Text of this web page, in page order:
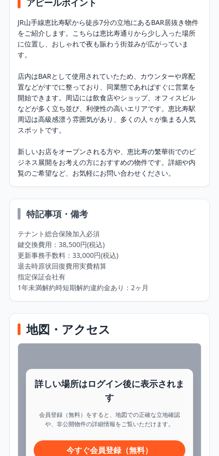
アピールポイント
JR山手線恵比寿駅から徒歩7分の立地にあるBAR居抜き物件
をご紹介します。こちらは恵比寿通りから少し入った場所
に位置し、おしゃれで夜も賑わう街並みが広がっていま
す。
店内はBARとして使用されていたため、カウンターや席配
置などがすでに整っており、同業態であればすぐに営業を
開始できます。周辺には飲食店やショップ、オフィスビル
などが多く立ち並び、利便性の高いエリアです。恵比寿駅
周辺は高級感漂う雰囲気があり、多くの人々が集まる人気
スポットです。
新しいお店をオープンされる方や、恵比寿の繁華街でのビ
ジネス展開をお考えの方におすすめの物件です。詳細や内
覧のご希望など、お気軽にお問い合わせください。
特記事項・備考
テナント総合保険加入必須
鍵交換費用：38,500円(税込)
更新事務手数料：33,000円(税込)
退去時原状回復費用実費精算
指定保証会社有
1年未満解約時短期解約違約金あり：2ヶ月
地図・アクセス
詳しい場所はログイン後に表示されま
す
会員登録（無料）をすると、地図での正確な立地確認
や、非公開物件の詳細情報をご覧いただけます。
今すぐ会員登録（無料）